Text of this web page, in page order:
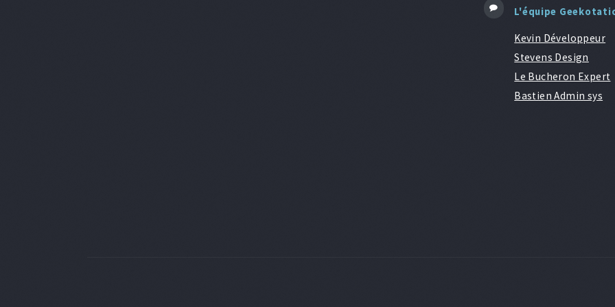
L'équipe
Kevin Développeur
Stevens Design
Le Bucheron Expert
Bastien Admin sys